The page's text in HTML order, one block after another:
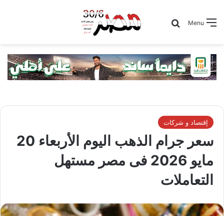
Menu
Search for
إقتصاد و شركات
سعر جرام الذهب اليوم الأربعاء 20
مايو 2026 فى مصر مستهل
التعاملات